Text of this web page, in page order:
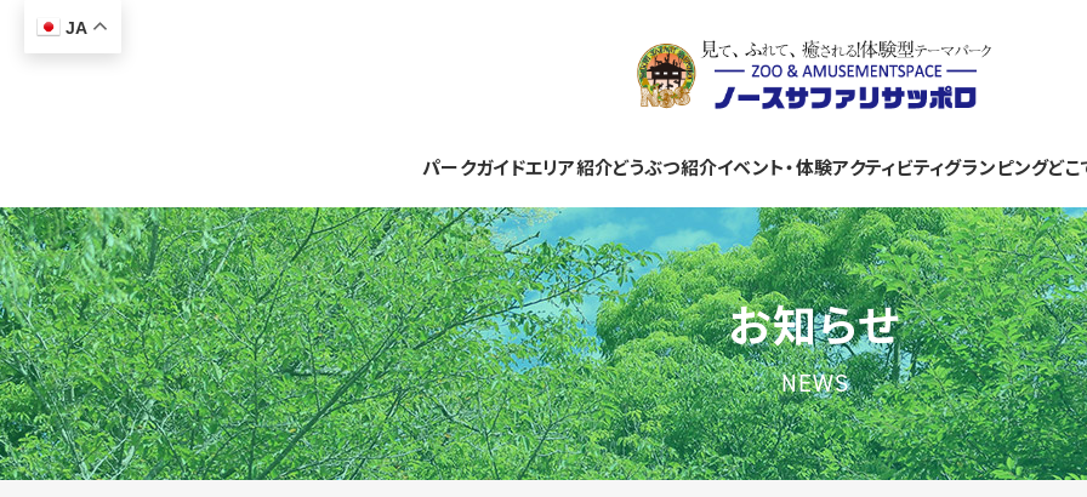
JA
パークガイドエリア紹介どうぶつ紹介イベント・体験アクティビティグランピングど
お知らせ
NEWS